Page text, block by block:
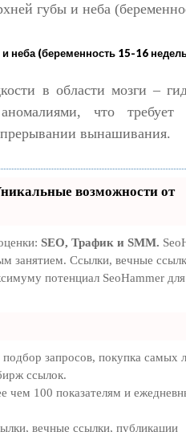
неба (беременность 15-16
в области мозги –
что требует
вынашивания.
возможности от
SEO, Трафик и SMM.
занятием. Ссылки, вечные
потенциал SeoHammer для
запросов, покупка самых
ссылок.
чем 100 показателям и
вечные ссылки, публикации